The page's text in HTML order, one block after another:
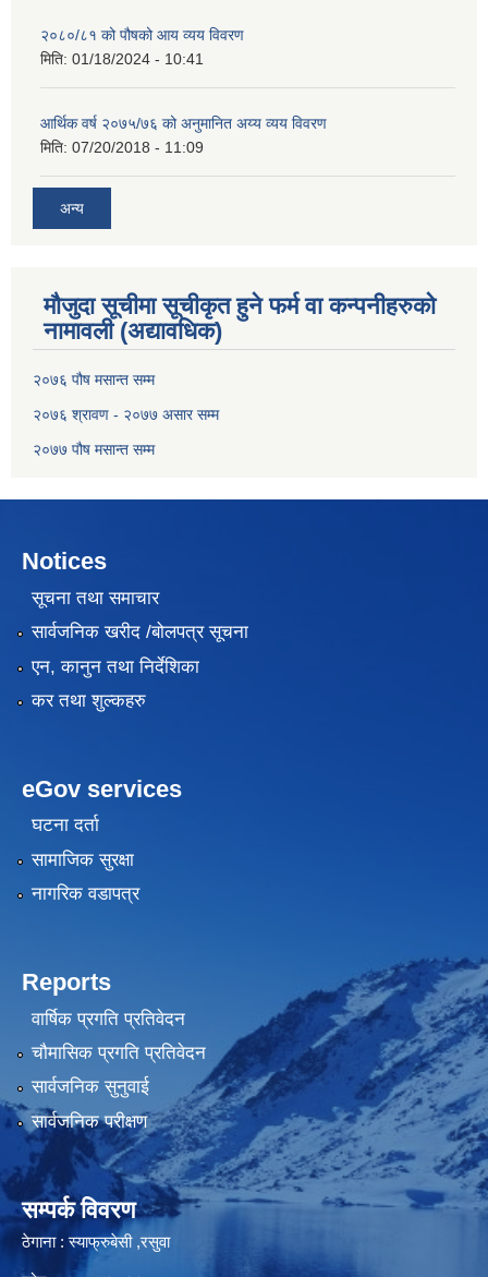
२०८०/८१ को पौषको आय व्यय विवरण
मिति: 01/18/2024 - 10:41
आर्थिक वर्ष २०७५/७६ को अनुमानित अय्य व्यय विवरण
मिति: 07/20/2018 - 11:09
अन्य
मौजुदा सूचीमा सूचीकृत हुने फर्म वा कन्पनीहरुको
नामावली (अद्यावधिक)
२०७६ पौष मसान्त सम्म
२०७६ श्रावण - २०७७ असार सम्म
२०७७ पौष मसान्त सम्म
Notices
सूचना तथा समाचार
सार्वजनिक खरीद /बोलपत्र सूचना
एन, कानुन तथा निर्देशिका
कर तथा शुल्कहरु
eGov services
घटना दर्ता
सामाजिक सुरक्षा
नागरिक वडापत्र
Reports
वार्षिक प्रगति प्रतिवेदन
चौमासिक प्रगति प्रतिवेदन
सार्वजनिक सुनुवाई
सार्वजनिक परीक्षण
सम्पर्क विवरण
ठेगाना : स्याफ्रुबेसी ,रसुवा